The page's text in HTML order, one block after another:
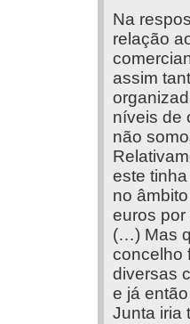
Na
relação
assim
níveis de
não
este
no
euros
(…) Mas
concelho
diversas
e já
Junta iria